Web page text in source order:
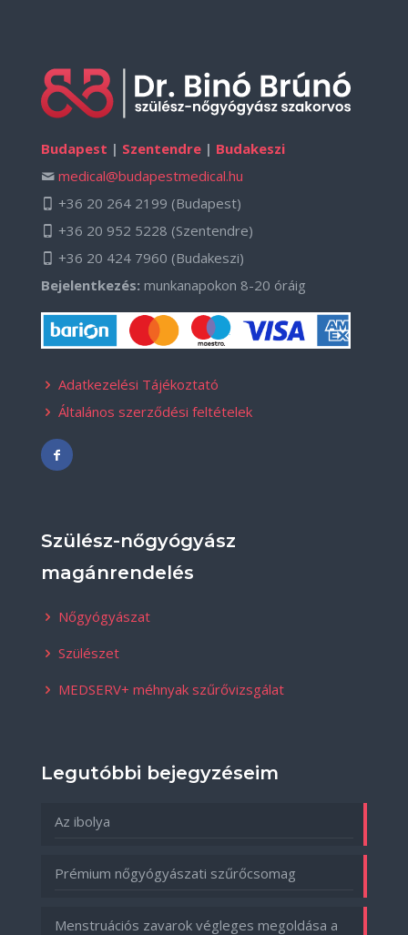
Budapest | Szentendre | Budakeszi
medical@budapestmedical.hu
+36 20 264 2199 (Budapest)
+36 20 952 5228 (Szentendre)
+36 20 424 7960 (Budakeszi)
Bejelentkezés: munkanapokon 8-20 óráig
Adatkezelési Tájékoztató
Általános szerződési feltételek
Szülész-nőgyógyász
magánrendelés
Nőgyógyászat
Szülészet
MEDSERV+ méhnyak szűrővizsgálat
Legutóbbi bejegyzéseim
Az ibolya
Prémium nőgyógyászati szűrőcsomag
Menstruációs zavarok végleges megoldása a